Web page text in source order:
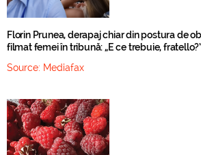
Florin Prunea, derapaj chiar din postura de
filmat femei în tribună: „E ce trebuie,
Source: Mediafax